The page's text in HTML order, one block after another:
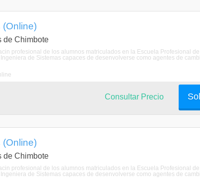
de Chimbote
profesional de los alumnos matriculados en la Escuela Profesional
de Sistemas capaces de desenvolverse como agentes de
Consultar Precio
de Chimbote
profesional de los alumnos matriculados en la Escuela Profesional
de Sistemas capaces de desenvolverse como agentes de